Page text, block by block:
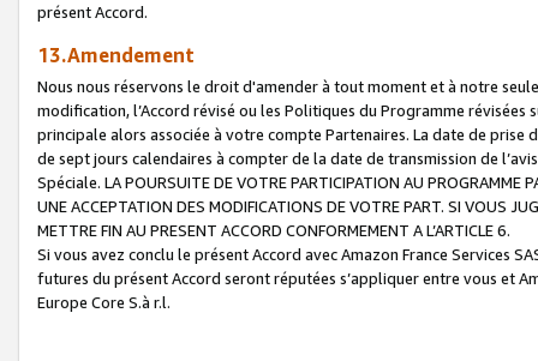
présent Accord.
13.Amendement
Nous nous réservons le droit d'amender à tout moment et à notre
modification, l’Accord révisé ou les Politiques du Programme
principale alors associée à votre compte Partenaires. La date de
de sept jours calendaires à compter de la date de transmission de
Spéciale. LA POURSUITE DE VOTRE PARTICIPATION AU PROGRAMME
UNE ACCEPTATION DES MODIFICATIONS DE VOTRE PART. SI VOUS
METTRE FIN AU PRESENT ACCORD CONFORMEMENT A L’ARTICLE 6.
Si vous avez conclu le présent Accord avec Amazon France Services
futures du présent Accord seront réputées s’appliquer entre vous et
Europe Core S.à r.l.